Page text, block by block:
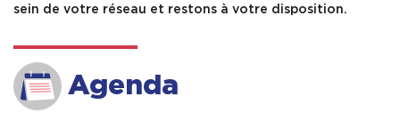
sein de votre réseau et restons à votre disposition.
Agenda